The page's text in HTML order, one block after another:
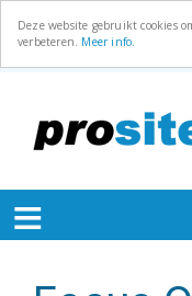
Deze website gebruikt cookies
verbeteren. Meer info.
inhoud
gaan
≡